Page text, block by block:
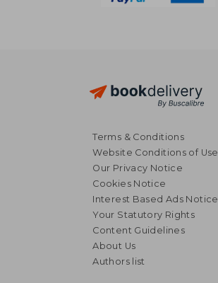
37,50 €
Terms & Conditions
Website Conditions of Use
Our Privacy Notice
Cookies Notice
Interest Based Ads Notice
Your Statutory Rights
Content Guidelines
About Us
Authors list